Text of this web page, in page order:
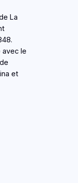
La
avec le
et